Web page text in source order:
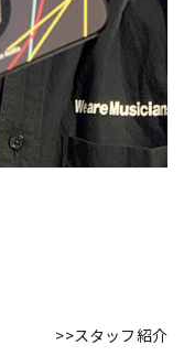
エフェクター
ヴィンテージ>>スタッフ紹介